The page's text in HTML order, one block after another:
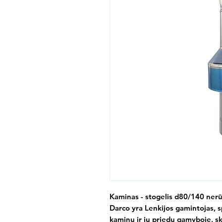
Kaminas - stogelis d80/140
Darco yra Lenkijos gamintojas,
kaminų ir jų priedų gamyboje,